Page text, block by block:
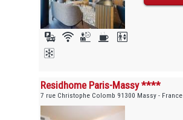
Residhome Paris-Massy ****
7 rue Christophe Colomb 91300 Massy - France